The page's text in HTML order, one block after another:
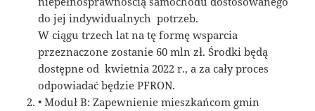
do jej indywidualnych potrzeb.
W ciągu trzech lat na tę formę wsparcia
przeznaczone zostanie 60 mln zł. Środki będą
dostępne od kwietnia 2022 r., a za cały proces
odpowiadać będzie PFRON.
• Moduł B: Zapewnienie mieszkańcom gmin